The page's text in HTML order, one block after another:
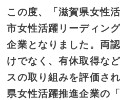
この度、「滋賀県女性
市女性活躍リーディン
企業となりました。両
けでなく、有休取得な
スの取り組みを評価さ
県女性活躍推進企業の